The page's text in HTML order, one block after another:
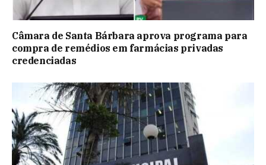
Câmara de Santa Bárbara aprova programa para
compra de remédios em farmácias privadas
credenciadas